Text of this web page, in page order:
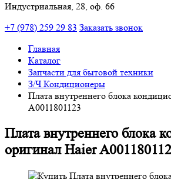
Индустриальная, 28, оф. 66
+7 (978) 259 29 83 Заказать звонок
Главная
Каталог
Запчасти для бытовой техники
З/Ч Кондиционеры
Плата внутреннего блока
A0011801123
Плата внутреннего блока
оригинал Haier